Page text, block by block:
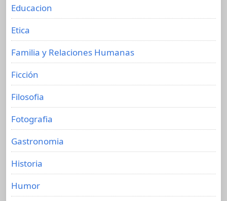
Educacion
Etica
Familia y Relaciones Humanas
Ficción
Filosofia
Fotografia
Gastronomia
Historia
Humor